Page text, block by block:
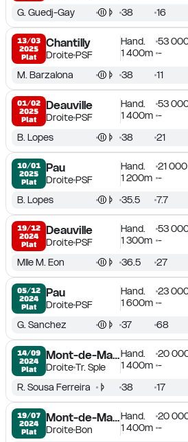
G. Guedj-Gay 38 16
13/03
2025
Plat
Chantilly
DroitePSF
Hand.
53
1 400m -
M. Barzalona 38 11
01/02
2025
Plat
Deauville
DroitePSF
Hand.
53
1 400m -
B. Lopes 38 21
10/01
2025
Plat
Pau
DroitePSF
Hand.
21
1 200m -
B. Lopes 35.5 7.7
19/12
2024
Plat
Deauville
DroitePSF
Hand.
53
1 300m -
Mlle M. Eon 36.5 27
05/12
2024
Plat
Pau
DroitePSF
Hand.
23
1 600m -
G. Sanchez 37 68
14/09
2024
Plat
Mont-de-Marsan
DroiteTr. Sple
Hand.
20
1 400m -
R. Sousa Ferreira 38 17
19/07
2024
Plat
Mont-de-Marsan
DroiteBon
Hand.
20
1 400m -